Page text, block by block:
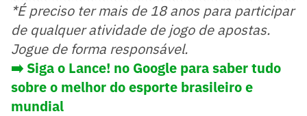
*É preciso ter mais de 18 anos para participar
de qualquer atividade de jogo de apostas.
Jogue de forma responsável.
➡️ Siga o Lance! no Google para saber tudo
sobre o melhor do esporte brasileiro e
mundial